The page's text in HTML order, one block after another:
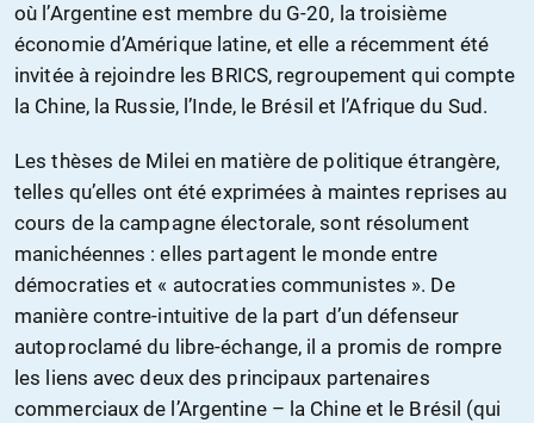
où l’Argentine est membre du G-20, la troisième
économie d’Amérique latine, et elle a récemment été
invitée à rejoindre les BRICS, regroupement qui compte
la Chine, la Russie, l’Inde, le Brésil et l’Afrique du Sud.
Les thèses de Milei en matière de politique étrangère,
telles qu’elles ont été exprimées à maintes reprises au
cours de la campagne électorale, sont résolument
manichéennes : elles partagent le monde entre
démocraties et « autocraties communistes ». De
manière contre-intuitive de la part d’un défenseur
autoproclamé du libre-échange, il a promis de rompre
les liens avec deux des principaux partenaires
commerciaux de l’Argentine – la Chine et le Brésil (qui